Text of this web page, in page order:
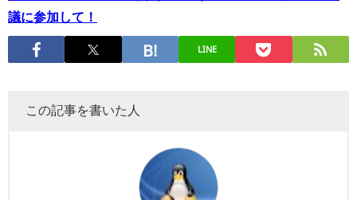
議に参加して！
LINE
この記事を書いた人